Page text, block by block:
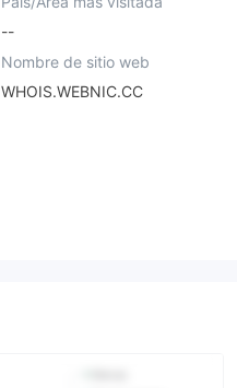
--
Nombre de sitio web
WHOIS.WEBNIC.CC